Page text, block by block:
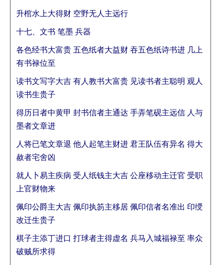
升棺水上大得财 空野无人主远行
十七、文书 笔墨 兵器
各色经书大富贵 五色纸者大益财 吞五色纸诗书进 几上
有书禄位至
读书文写字大吉 有人教书大富贵 见读书者主聪明 观人
读书生贵子
得历日者中黄甲 封书信者主通达 手弄笔砚主远信 人与
墨者文章进
人将已笔文章退 他人起笔主财进 君王队伍有异名 得大
赦者宅舍凶
就人卜易主疾病 受人纸钱主大吉 公座移动主迁官 受职
上官财物来
佩印公爵主大吉 佩印执笏主移居 佩印信者名准出 印绶
改迁生贵子
棋子主添丁进口 打球者主得虚名 兵马入城福禄至 率众
破贼所求得